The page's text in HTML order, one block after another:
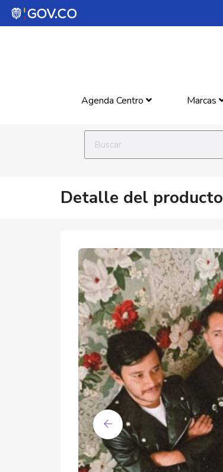
Agenda Centro Marcas
Detalle del producto